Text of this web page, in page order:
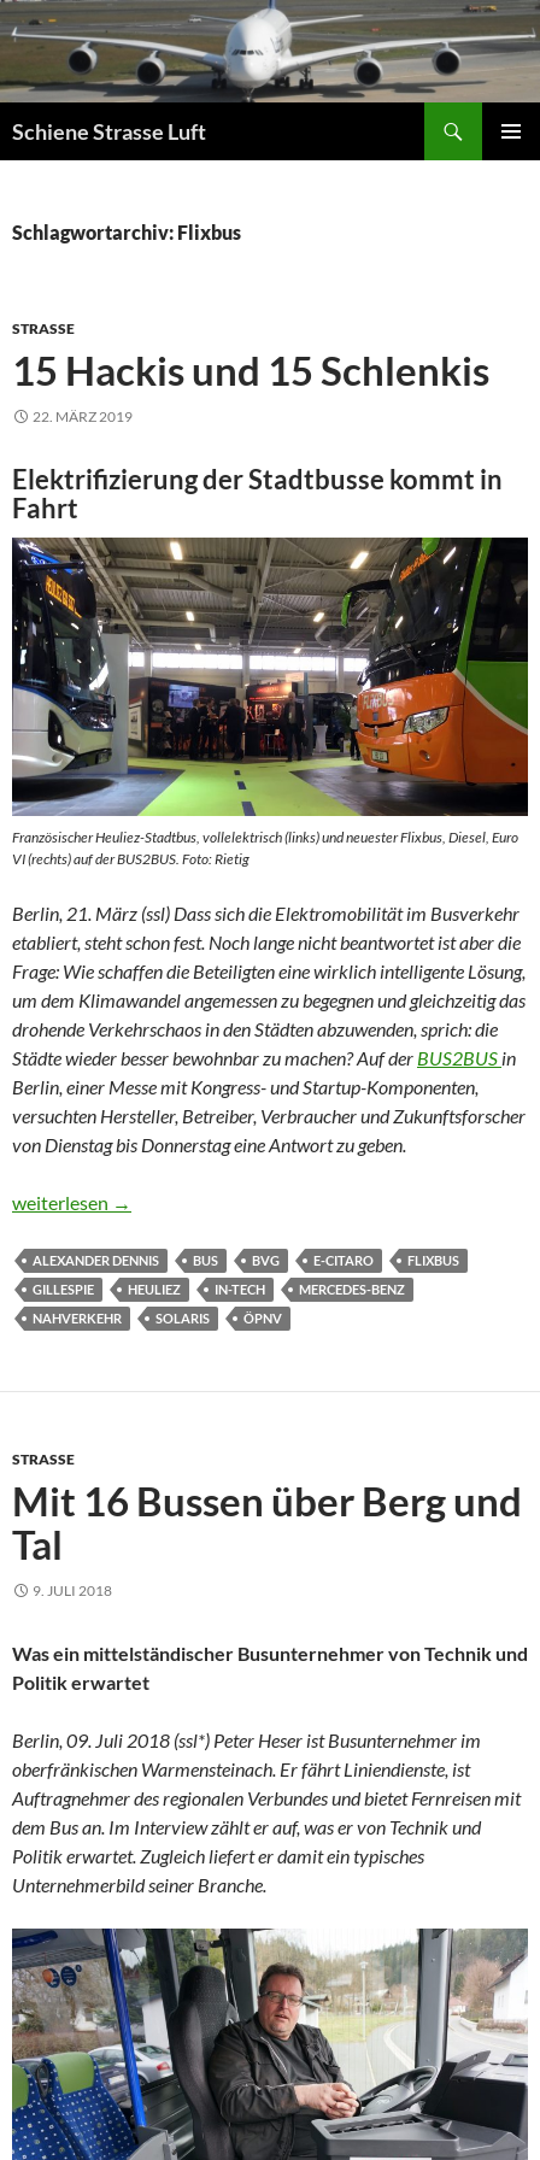
Zum
Inhalt
springen
Schiene Strasse Luft
Schlagwortarchiv: Flixbus
STRASSE
15 Hackis und 15 Schlenkis
22. MÄRZ 2019
Elektrifizierung der Stadtbusse kommt in
Fahrt
Französischer Heuliez-Stadtbus, vollelektrisch (links) und neuester Flixbus, Diesel, Euro
VI (rechts) auf der BUS2BUS. Foto: Rietig
Berlin, 21. März (ssl) Dass sich die Elektromobilität im Busverkehr
etabliert, steht schon fest. Noch lange nicht beantwortet ist aber die
Frage: Wie schaffen die Beteiligten eine wirklich intelligente Lösung,
um dem Klimawandel angemessen zu begegnen und gleichzeitig das
drohende Verkehrschaos in den Städten abzuwenden, sprich: die
Städte wieder besser bewohnbar zu machen? Auf der BUS2BUS in
Berlin, einer Messe mit Kongress- und Startup-Komponenten,
versuchten Hersteller, Betreiber, Verbraucher und Zukunftsforscher
von Dienstag bis Donnerstag eine Antwort zu geben.
15 Hackis und 15 Schlenkis
weiterlesen →
ALEXANDER DENNIS BUS BVG E-CITARO
FLIXBUS
GILLESPIE
HEULIEZ IN-TECH
MERCEDES-BENZ
NAHVERKEHR
SOLARIS ÖPNV
STRASSE
Mit 16 Bussen über Berg und
Tal
9. JULI 2018
Was ein mittelständischer Busunternehmer von Technik und
Politik erwartet
Berlin, 09. Juli 2018 (ssl*) Peter Heser ist Busunternehmer im
oberfränkischen Warmensteinach. Er fährt Liniendienste, ist
Auftragnehmer des regionalen Verbundes und bietet Fernreisen mit
dem Bus an. Im Interview zählt er auf, was er von Technik und
Politik erwartet. Zugleich liefert er damit ein typisches
Unternehmerbild seiner Branche.